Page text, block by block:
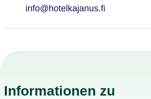
info@hotelkajanus.fi
Informationen zu